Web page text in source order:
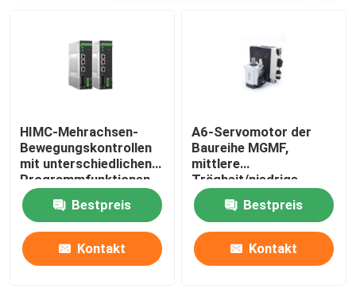
Fahrer und Motoren
Lineare Führung
Pneumatisches Element
Büro-Rollräder
HIMC-Mehrachsen-
Bewegungskontrollen
mit unterschiedlichen
Programmfunktionen,
um die Anforderungen
industrieller
Anwendungen zu
erfüllen.
Bestpreis
Kontakt
A6-Servomotor der
Baureihe MGMF,
mittlere
Trägheit/niedrige
Drehzahl, hohes
Drehmoment,
Steckverbinder,
zuverlässiger Betrieb.
Bestpreis
Kontakt